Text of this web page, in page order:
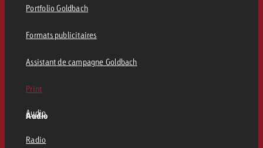
Portfolio Goldbach
Formats publicitaires
Assistant de campagne Goldbach
Print
Audio
Audio
Radio